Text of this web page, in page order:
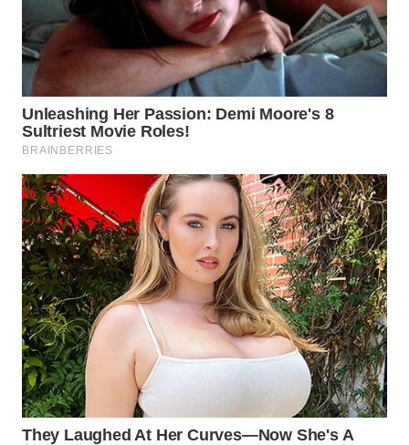
WN
TAPANULI
WN
SAMOSIR
WN
PADANG
LAWAS
WN
SUMEDANG
WN
CIANJUR
WN
KEPULAUAN